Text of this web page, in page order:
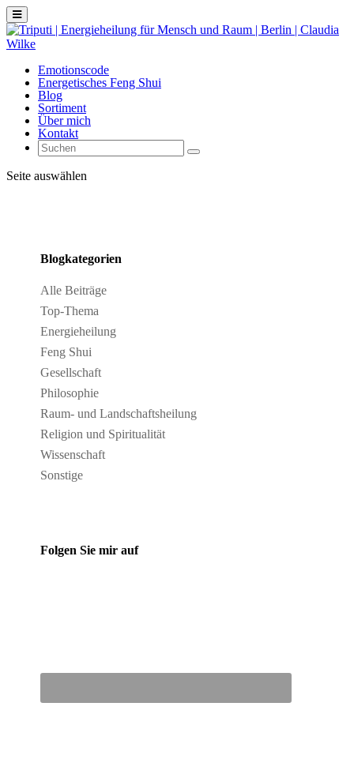
Emotionscode
Energetisches Feng Shui
Blog
Sortiment
Über mich
Kontakt
Seite auswählen
Blogkategorien
Alle Beiträge
Top-Thema
Energieheilung
Feng Shui
Gesellschaft
Philosophie
Raum- und Landschaftsheilung
Religion und Spiritualität
Wissenschaft
Sonstige
Folgen Sie mir auf